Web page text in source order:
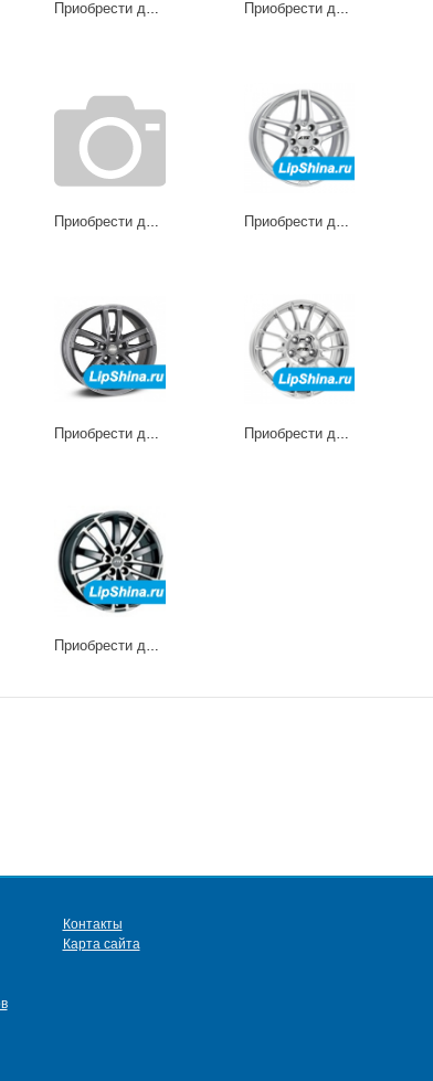
Приобрести диски Auvora Приобрести диски Crosslight
Приобрести диски Radial Приобрести диски Street Race
Приобрести диски X-Treme
Контакты
Карта сайта